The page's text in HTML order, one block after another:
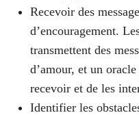
Recevoir des
d’encouragement.
transmettent des
d’amour, et un
recevoir et de les
Identifier les